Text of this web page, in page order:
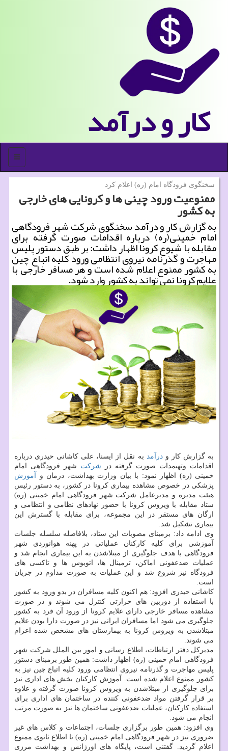
كار و درآمد
منو
سخنگوی فرودگاه امام (ره) اعلام كرد
ممنوعیت ورود چینی ها و كرونایی های خارجی
به كشور
به گزارش كار و درآمد سخنگوی شركت شهر فرودگاهی
امام خمینی(ره) درباره اقدامات صورت گرفته برای
مقابله با شیوع كرونا اظهار داشت: بر طبق دستور پلیس
مهاجرت و گذرنامه نیروی انتظامی ورود كلیه اتباع چین
به كشور ممنوع اعلام شده است و هر مسافر خارجی با
علایم كرونا نمی تواند به كشور وارد شود.
به گزارش كار ودرآمد به نقل از ایسنا، علی كاشانی حیدری درباره
اقدامات وتهیمدات صورت گرفته در شركت شهر فرودگاهی امام
خمینی (ره) اظهار نمود: با بیان وزارت بهداشت، درمان و آموزش
پزشكی در خصوص مشاهده بیماری كرونا در كشور، به دستور رئیس
هیئت مدیره و مدیرعامل شركت شهر فرودگاهی امام خمینی (ره)
ستاد مقابله با ویروس كرونا با حضور نهادهای نظامی و انتظامی و
ارگان های مستقر در این مجموعه، برای مقابله با گسترش این
بیماری تشكیل شد.
وی ادامه داد: برمبنای مصوبات این ستاد، بلافاصله سلسله جلسات
آموزشی برای كلیه كاركنان عملیاتی در پهنه هوانوردی شهر
فرودگاهی با هدف جلوگیری از مبتلاشدن به این بیماری انجام شد و
عملیات ضدعفونی اماكن، ترمینال ها، اتوبوس ها و تاكسی های
فرودگاه نیز شروع شد و این عملیات به صورت مداوم در جریان
است.
كاشانی حیدری افزود: هم اكنون كلیه مسافران در بدو ورود به كشور
با استفاده از دوربین های حرارتی كنترل می شوند و در صورت
مشاهده مسافر خارجی دارای علایم كرونا از ورود آن فرد به كشور
جلوگیری می شود اما مسافران ایرانی نیز در صورت دارا بودن علایم
مبتلاشدن به ویروس كرونا به بیمارستان های مشخص شده اعزام
می شوند.
مدیركل دفتر ارتباطات، اطلاع رسانی و امور بین الملل شركت شهر
فرودگاهی امام خمینی (ره) اظهار داشت: همین طور برمبنای دستور
پلیس مهاجرت و گذرنامه نیروی انتظامی ورود كلیه اتباع چین نیز به
كشور ممنوع اعلام شده است. آموزش كاركنان بخش های اداری نیز
برای جلوگیری از مبتلاشدن به ویروس كرونا صورت گرفته و علاوه
بر قرار گرفتن مواد ضدعفونی كننده در ساختمان های اداری برای
استفاده كاركنان، عملیات ضدعفونی ساختمان ها نیز به صورت مرتب
انجام می شود.
وی افزود: همین طور برگزاری جلسات، اجتماعات و كلاس های غیر
ضروری نیز در شهر فرودگاهی امام خمینی (ره) تا اطلاع ثانوی ممنوع
اعلام گردید. گفتنی است، پایگاه های اورژانس و بهداشت مرزی